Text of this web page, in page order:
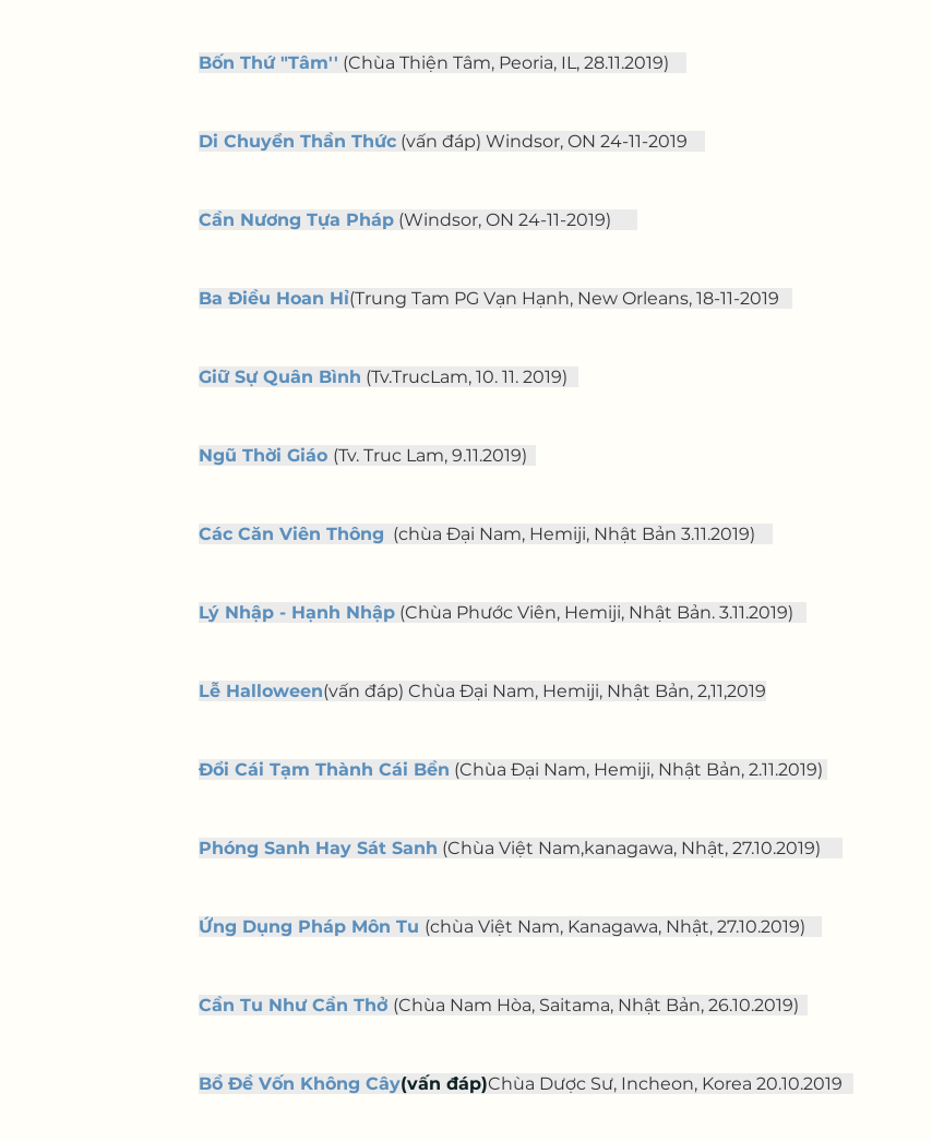
Bốn Thứ "Tâm'' (Chùa Thiện Tâm, Peoria, IL, 28.11.2019)
Di Chuyển Thần Thức (vấn đáp) Windsor, ON 24-11-2019
Cần Nương Tựa Pháp (Windsor, ON 24-11-2019)
Ba Điều Hoan Hỉ(Trung Tam PG Vạn Hạnh, New Orleans, 18-11-2019
Giữ Sự Quân Bình (Tv.TrucLam, 10. 11. 2019)
Ngũ Thời Giáo (Tv. Truc Lam, 9.11.2019)
Các Căn Viên Thông (chùa Đại Nam, Hemiji, Nhật Bản 3.11.2019)
Lý Nhập - Hạnh Nhập (Chùa Phước Viên, Hemiji, Nhật Bản. 3.11.2019)
Lễ Halloween(vấn đáp) Chùa Đại Nam, Hemiji, Nhật Bản, 2,11,2019
Đổi Cái Tạm Thành Cái Bền (Chùa Đại Nam, Hemiji, Nhật Bản, 2.11.2019)
Phóng Sanh Hay Sát Sanh (Chùa Việt Nam,kanagawa, Nhật, 27.10.2019)
Ứng Dụng Pháp Môn Tu (chùa Việt Nam, Kanagawa, Nhật, 27.10.2019)
Cần Tu Như Cần Thở (Chùa Nam Hòa, Saitama, Nhật Bản, 26.10.2019)
Bồ Đề Vốn Không Cây(vấn đáp)Chùa Dược Sư, Incheon, Korea 20.10.2019